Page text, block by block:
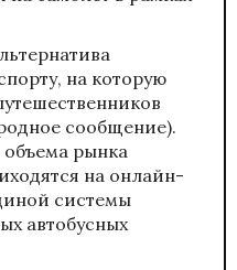
на которую
сообщение).
рынка
на онлайн-
системы
автобусных